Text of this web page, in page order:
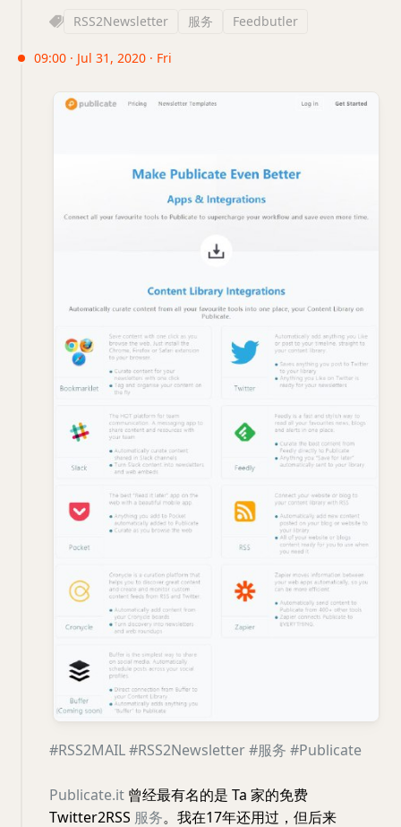
RSS2Newsletter 服务 Feedbutler
09:00 · Jul 31, 2020 · Fri
#RSS2MAIL#RSS2Newsletter#服务 #Publicate
Publicate.it 曾经最有名的是 Ta 家的免费
Twitter2RSS 服务。我在17年还用过，但后来